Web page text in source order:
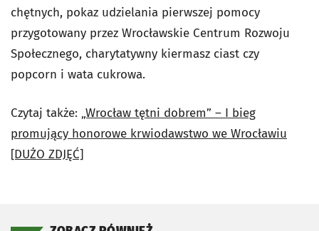
chętnych, pokaz udzielania pierwszej pomocy
przygotowany przez Wrocławskie Centrum Rozwoju
Społecznego, charytatywny kiermasz ciast czy
popcorn i wata cukrowa.
Czytaj także: „Wrocław tętni dobrem” – I bieg
promujący honorowe krwiodawstwo we Wrocławiu
[DUŻO ZDJĘĆ]